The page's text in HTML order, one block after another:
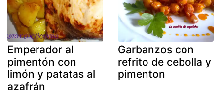
Emperador al
pimentón con
limón y patatas al
azafrán
Garbanzos con
refrito de cebolla y
pimenton